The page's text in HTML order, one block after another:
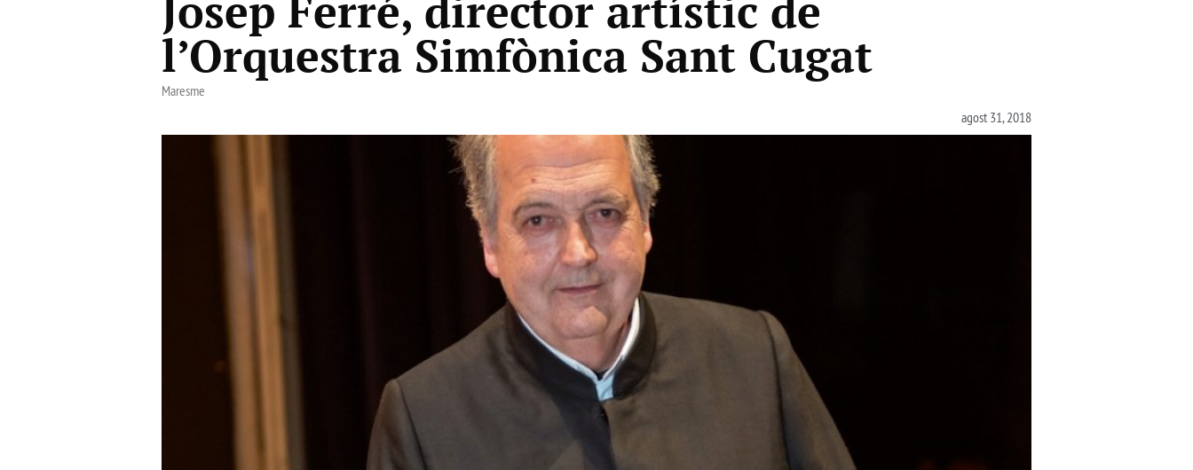
l’Orquestra Simfònica Sant Cugat
Maresme
agost 31, 2018